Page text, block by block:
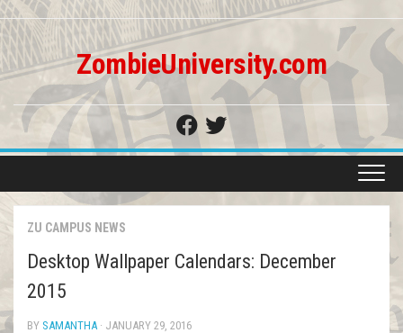
Skip
to
content
ZombieUniversity.com
ZU CAMPUS NEWS
Desktop Wallpaper Calendars: December
2015
BY SAMANTHA · JANUARY 29, 2016